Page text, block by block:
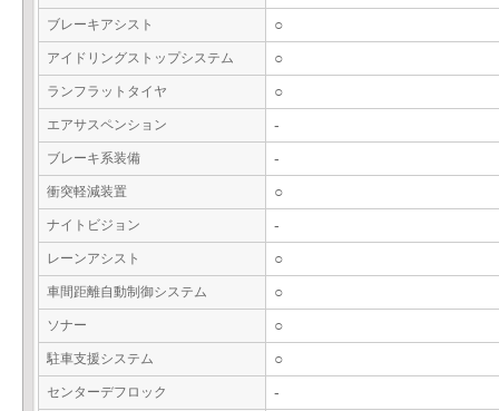
ブレーキアシスト ○
アイドリングストップシステム ○
ランフラットタイヤ ○
エアサスペンション -
ブレーキ系装備 -
衝突軽減装置 ○
ナイトビジョン -
レーンアシスト ○
車間距離自動制御システム ○
ソナー ○
駐車支援システム ○
センターデフロック -